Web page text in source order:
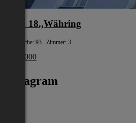
Wien 18.,Währing
Wohnfläche: 93 Zimmer: 3
€ 329 000
Instagram